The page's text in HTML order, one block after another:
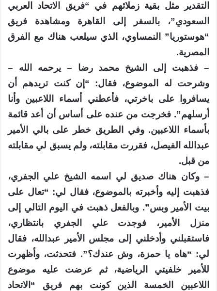
التقدير مثل بقية زملائهم في “فريق الاتحاد العربي
السعودي”، بالسفر إلى القاهرة ومشاهدة فريق
“هوستوريا” النمساوي، الذي سيلعب هناك مع الفرق
المصرية.
– فذهبت إلى الشيخ محمد رضا – يرحمه الله –
وشرحت له الموضوع، فقال: “إن كنت تريدهم أن
يسافروا على باخرتي، فأعطني أسماء اللاعبين وأنا
أرسلهم”. فخرجت من عنده على أساس أن أعد قائمة
بأسماء اللاعبين. وفي الطريق خطر على بالي الأمير
عبدالله الفيصل، فقررت مقابلته، ولم يسبق لي مقابلته
من قبل.
– وكان هناك صديق لي اسمه الشيخ علي الجفري،
فذهبت إليه وأخبرته بالموضوع، فقال لي: “تعال على
بيت الأمير وبس”. وبالفعل ذهبت في اليوم التالي إلى
منزل الأمير، فوجدت علي الجفري بانتظاري،
فاستقبلني وأدخلني إلى مجلس الأمير عبدالله، فقال
لي: “هاه يا حمزة، وش عندك؟”. فتحدثت، وأظهرت
للأمير خلفيتي الرياضية، ثم عرضت عليه موضوع
اللاعبين الخمسة الذين كونت بهم فريق “الاتحاد